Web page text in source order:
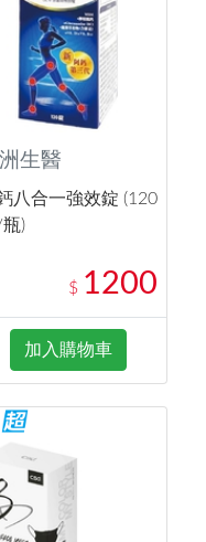
生醫
八合一強效錠 (120
)
$ 1200
加入購物車